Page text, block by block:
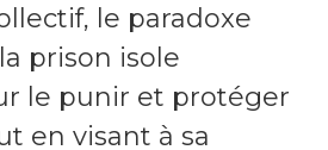
le paradoxe
prison isole
le punir et protéger
en visant à sa